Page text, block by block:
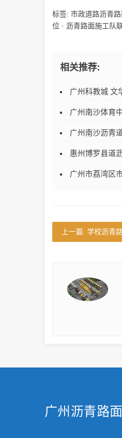
标签: 市政道路沥青
位 · 沥青路面施工队
相关推荐:
广州科教城 文
广州南沙体育
广州南沙沥青
惠州博罗县道
广州市荔湾区
上一篇: 学校沥青
广州沥青路